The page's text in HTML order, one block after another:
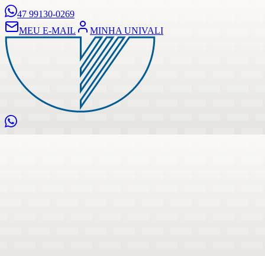
47 99130-0269
MEU E-MAIL
MINHA UNIVALI